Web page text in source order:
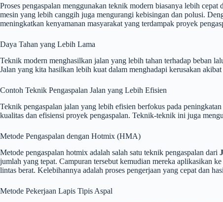
Proses pengaspalan menggunakan teknik modern biasanya lebih
mesin yang lebih canggih juga mengurangi kebisingan dan polusi.
meningkatkan kenyamanan masyarakat yang terdampak proyek
Daya Tahan yang Lebih Lama
Teknik modern menghasilkan jalan yang lebih tahan terhadap beban
Jalan yang kita hasilkan lebih kuat dalam menghadapi kerusakan
Contoh Teknik Pengaspalan Jalan yang Lebih Efisien
Teknik pengaspalan jalan yang lebih efisien berfokus pada
kualitas dan efisiensi proyek pengaspalan. Teknik-teknik ini juga
Metode Pengaspalan dengan Hotmix (HMA)
Metode pengaspalan hotmix adalah salah satu teknik pengaspalan dari
jumlah yang tepat. Campuran tersebut kemudian mereka aplikasikan
lintas berat. Kelebihannya adalah proses pengerjaan yang cepat dan
Metode Pekerjaan Lapis Tipis Aspal